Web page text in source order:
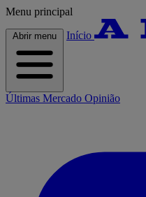
Menu principal
Abrir menu Início
Últimas Mercado Opinião